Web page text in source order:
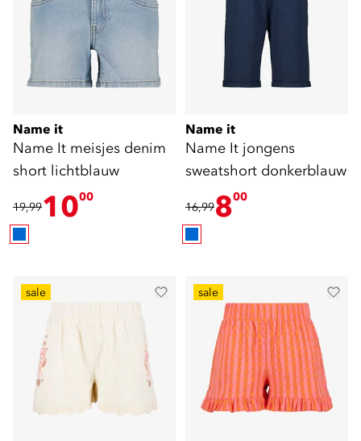
Name it
Name It meisjes denim
short lichtblauw
19,991000
Name it
Name It jongens
sweatshort donkerblauw
16,99800
sale sale